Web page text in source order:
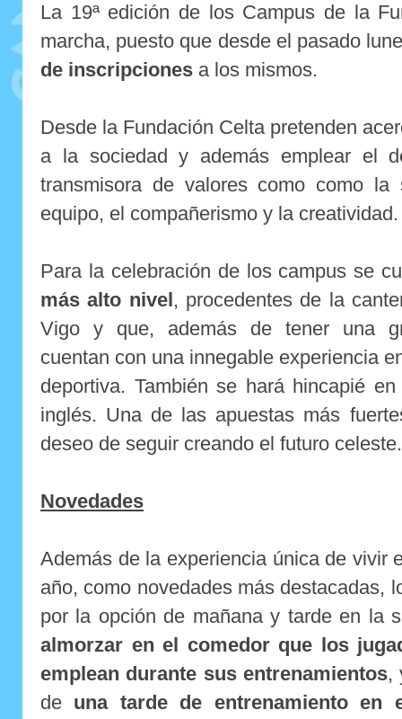
La 19ª edición de los Campus de la
marcha, puesto que desde el pasado
de inscripciones a los mismos.
Desde la Fundación Celta pretenden
a la sociedad y además emplear el
transmisora de valores como como la
equipo, el compañerismo y la creatividad.
Para la celebración de los campus se
más alto nivel , procedentes de la
Vigo y que, además de tener una
cuentan con una innegable experiencia
deportiva. También se hará hincapié
inglés. Una de las apuestas más
deseo de seguir creando el futuro celeste.
Novedades
Además de la experiencia única de vivir
año, como novedades más destacadas,
por la opción de mañana y tarde en la
almorzar en el comedor que los
emplean durante sus entrenamientos,
de una tarde de entrenamiento en